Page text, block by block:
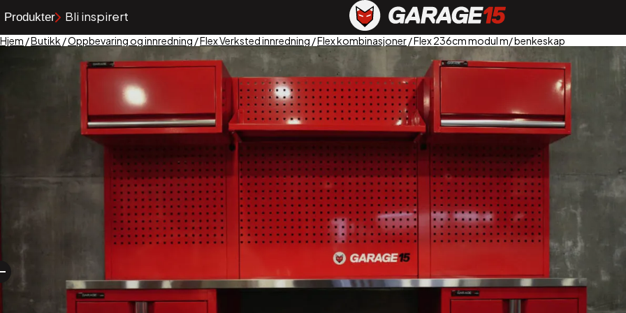
Produkter Bli inspirert
Hjem /Butikk /Oppbevaring og innredning /Flex Verksted innredning /Flex kombinasjoner/ Flex 236cm modul m/ benkeskap